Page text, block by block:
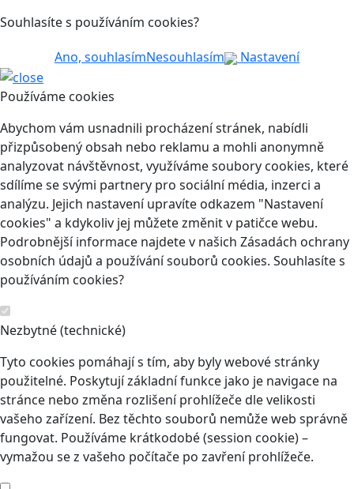
Souhlasíte s používáním cookies?
Ano, souhlasímNesouhlasím Nastavení
Používáme cookies
Abychom vám usnadnili procházení stránek, nabídli
přizpůsobený obsah nebo reklamu a mohli anonymně
analyzovat návštěvnost, využíváme soubory cookies, které
sdílíme se svými partnery pro sociální média, inzerci a
analýzu. Jejich nastavení upravíte odkazem "Nastavení
cookies" a kdykoliv jej můžete změnit v patičce webu.
Podrobnější informace najdete v našich Zásadách ochrany
osobních údajů a používání souborů cookies. Souhlasíte s
používáním cookies?
Nezbytné (technické)
Tyto cookies pomáhají s tím, aby byly webové stránky
použitelné. Poskytují základní funkce jako je navigace na
stránce nebo změna rozlišení prohlížeče dle velikosti
vašeho zařízení. Bez těchto souborů nemůže web správně
fungovat. Používáme krátkodobé (session cookie) –
vymažou se z vašeho počítače po zavření prohlížeče.